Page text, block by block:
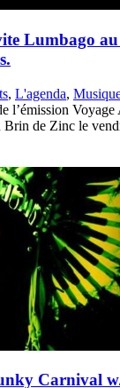
Lumbago
, L'agenda,
l’émission
de Zinc le
Carnival